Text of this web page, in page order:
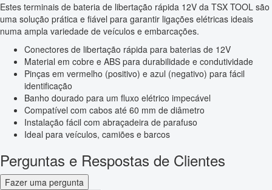
Estes terminais de bateria de libertação rápida 12V da TSX TOOL são
uma solução prática e fiável para garantir ligações elétricas ideais
numa ampla variedade de veículos e embarcações.
Conectores de libertação rápida para baterias de 12V
Material em cobre e ABS para durabilidade e condutividade
Pinças em vermelho (positivo) e azul (negativo) para fácil
identificação
Banho dourado para um fluxo elétrico impecável
Compatível com cabos até 60 mm de diâmetro
Instalação fácil com abraçadeira de parafuso
Ideal para veículos, camiões e barcos
Perguntas e Respostas de Clientes
Fazer uma pergunta